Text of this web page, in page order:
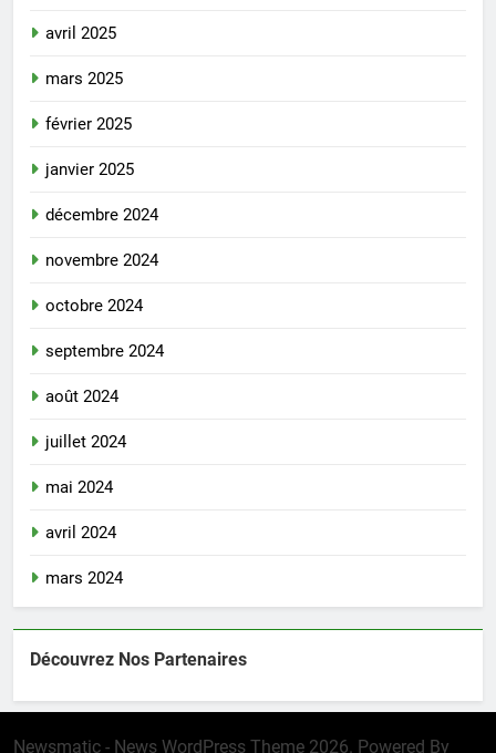
avril 2025
mars 2025
février 2025
janvier 2025
décembre 2024
novembre 2024
octobre 2024
septembre 2024
août 2024
juillet 2024
mai 2024
avril 2024
mars 2024
Découvrez Nos Partenaires
Newsmatic - News WordPress Theme 2026. Powered By